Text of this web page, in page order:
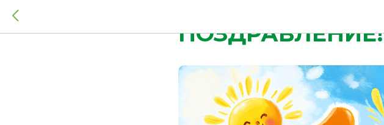
ПОЗДРАВЛЕНИЕ!